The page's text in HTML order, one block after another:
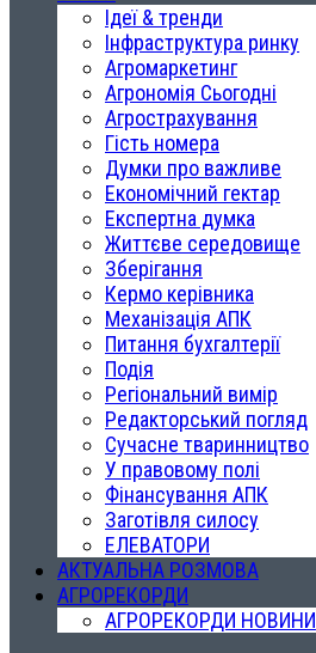
Ідеї & тренди
Інфраструктура ринку
Агромаркетинг
Агрономія Сьогодні
Агрострахування
Гість номера
Думки про важливе
Економічний гектар
Експертна думка
Життєве середовище
Зберігання
Кермо керівника
Механізація АПК
Питання бухгалтерії
Подія
Регіональний вимір
Редакторський погляд
Сучасне тваринництво
У правовому полі
Фінансування АПК
Заготівля силосу
ЕЛЕВАТОРИ
АКТУАЛЬНА РОЗМОВА
АГРОРЕКОРДИ
АГРОРЕКОРДИ НОВИНИ